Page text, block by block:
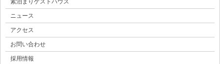
素泊まりゲストハウス
ニュース
アクセス
お問い合わせ
採用情報